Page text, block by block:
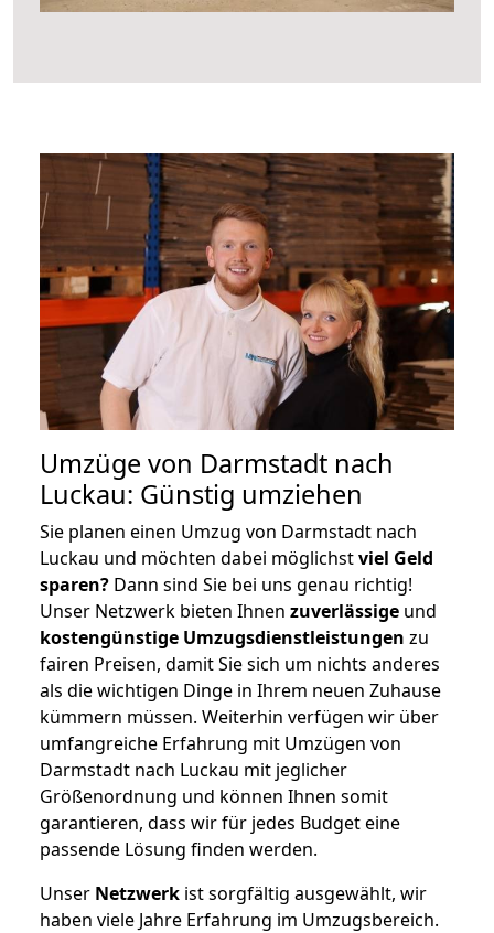
Umzüge von Darmstadt nach
Luckau: Günstig umziehen
Sie planen einen Umzug von Darmstadt nach
Luckau und möchten dabei möglichstviel Geld
sparen? Dann sind Sie bei uns genau richtig!
Unser Netzwerk bieten Ihnen zuverlässige und
kostengünstige Umzugsdienstleistungen zu
fairen Preisen, damit Sie sich um nichts anderes
als die wichtigen Dinge in Ihrem neuen Zuhause
kümmern müssen. Weiterhin verfügen wir über
umfangreiche Erfahrung mit Umzügen von
Darmstadt nach Luckau mit jeglicher
Größenordnung und können Ihnen somit
garantieren, dass wir für jedes Budget eine
passende Lösung finden werden.
Unser Netzwerk ist sorgfältig ausgewählt, wir
haben viele Jahre Erfahrung im Umzugsbereich.